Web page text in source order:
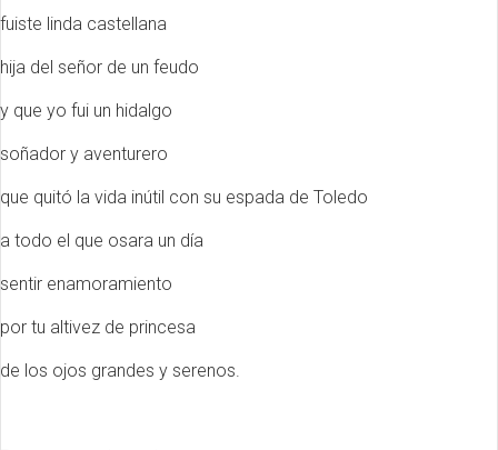
fuiste linda castellana
hija del señor de un feudo
y que yo fui un hidalgo
soñador y aventurero
que quitó la vida inútil con su espada de Toledo
a todo el que osara un día
sentir enamoramiento
por tu altivez de princesa
de los ojos grandes y serenos.